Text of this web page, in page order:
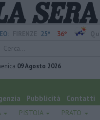
25° 36°
09 Agosto 2026
Pubblicità Contatti
PISTOIA PRATO